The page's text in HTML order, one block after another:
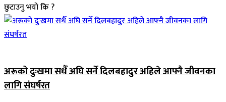
छुटाउनु भयो कि ?
अरूको दुःखमा सधैँ अघि सर्ने दिलबहादुर अहिले आफ्नै जीवनका
लागि संघर्षरत